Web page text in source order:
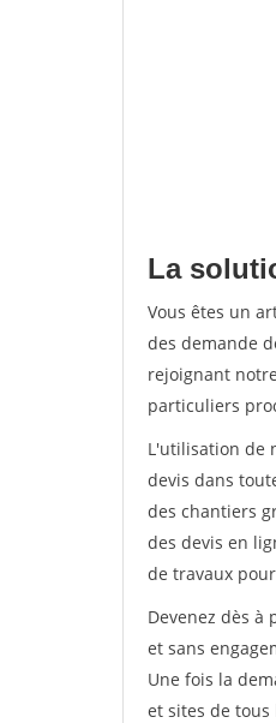
La
Vous êtes un
des demande
rejoignant
particuliers
L'utilisation de
devis dans
des chantiers
des devis en
de travaux
Devenez dès à
et sans
Une fois la
et sites de